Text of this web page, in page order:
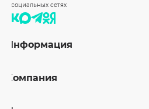
в социальных сетях
Информация
Бренды
Компания